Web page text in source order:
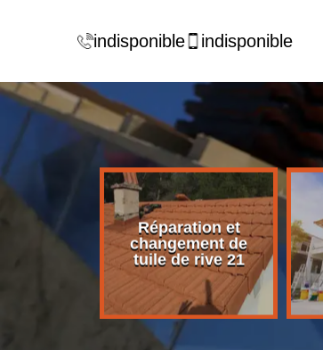
indisponible indisponible
de
Réparation et
changement de
tuile de rive 21